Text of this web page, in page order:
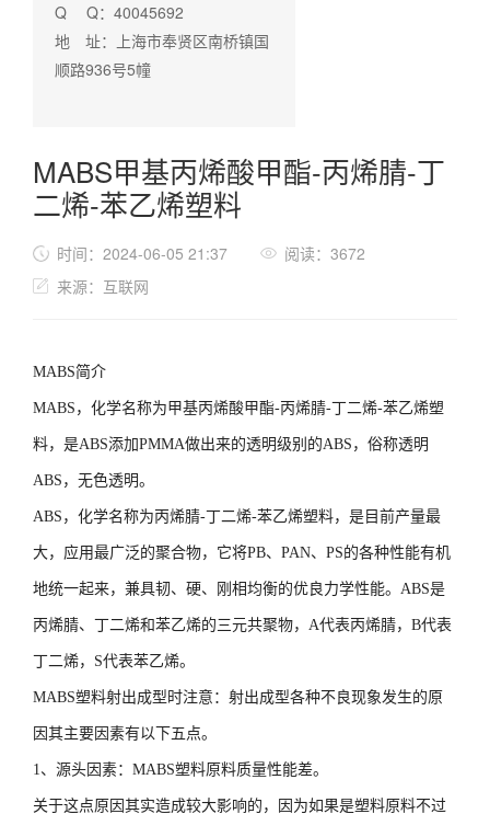
Q Q：40045692
地 址：上海市奉贤区南桥镇国
顺路936号5幢
MABS甲基丙烯酸甲酯-丙烯腈-丁
二烯-苯乙烯塑料
时间：2024-06-05 21:37
阅读：3672
来源：互联网
MABS简介
MABS，化学名称为甲基丙烯酸甲酯-丙烯腈-丁二烯-苯乙烯塑
料，是ABS添加PMMA做出来的透明级别的ABS，俗称透明
ABS，无色透明。
ABS，化学名称为丙烯腈-丁二烯-苯乙烯塑料，是目前产量最
大，应用最广泛的聚合物，它将PB、PAN、PS的各种性能有机
地统一起来，兼具韧、硬、刚相均衡的优良力学性能。ABS是
丙烯腈、丁二烯和苯乙烯的三元共聚物，A代表丙烯腈，B代表
丁二烯，S代表苯乙烯。
MABS塑料射出成型时注意 ：射出成型各种不良现象发生的原
因其主要因素有以下五点。
1、源头因素：MABS塑料原料质量性能差。
关于这点原因其实造成较大影响的，因为如果是塑料原料不过